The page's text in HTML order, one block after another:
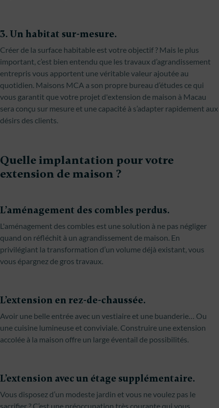
3. Un habitat sur-mesure.
Créer de la surface habitable est votre objectif ? Mais le plus
important, c’est bien entendu que les travaux d’agrandissement
entrepris vous apportent une véritable valeur ajoutée au
quotidien. Maisons MCA a son propre bureau d’études ce qui
vous garantit que votre projet d'extension de maison à Macau
sera conçu sur mesure et une capacité à s’adapter rapidement aux
désirs des clients.
Quelle implantation pour votre
extension de maison ?
L’aménagement des combles perdus.
L'aménagement des combles est une solution à ne pas négliger
quand on réfléchit à un agrandissement de maison. En
privilégiant la transformation d’un volume déjà existant, vous
vous épargnez de gros travaux.
L’extension en rez-de-chaussée.
Avoir une belle entrée avec un vestiaire et une buanderie… Ou
une cuisine lumineuse et conviviale. Construire une extension
accolée à la maison offre un large éventail de possibilités.
L’extension avec un étage supplémentaire.
Vous disposez d’un modeste jardin et vous ne voulez pas le
sacrifier ? C’est une préoccupation très courante qui vous